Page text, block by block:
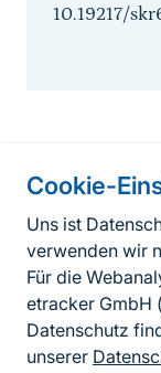
Cookie-
Uns ist
verwenden wir
Für die
etracker GmbH (
Datenschutz
unserer
10.19217/